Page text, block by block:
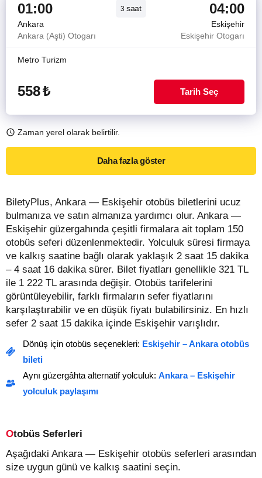
01:00 3 saat 04:00
Ankara
Eskişehir
Ankara (Aşti) Otogarı
Eskişehir Otogarı
Metro Turizm
558₺ Tarih Seç
Zaman yerel olarak belirtilir.
Daha fazla göster
BiletyPlus, Ankara — Eskişehir otobüs biletlerini ucuz
bulmanıza ve satın almanıza yardımcı olur. Ankara —
Eskişehir güzergahında çeşitli firmalara ait toplam 150
otobüs seferi düzenlenmektedir. Yolculuk süresi firmaya
ve kalkış saatine bağlı olarak yaklaşık 2 saat 15 dakika
– 4 saat 16 dakika sürer. Bilet fiyatları genellikle 321 TL
ile 1 222 TL arasında değişir. Otobüs tarifelerini
görüntüleyebilir, farklı firmaların sefer fiyatlarını
karşılaştırabilir ve en düşük fiyatı bulabilirsiniz. En hızlı
sefer 2 saat 15 dakika içinde Eskişehir varışlıdır.
Dönüş için otobüs seçenekleri: Eskişehir – Ankara otobüs
bileti
Aynı güzergâhta alternatif yolculuk: Ankara – Eskişehir
yolculuk paylaşımı
Otobüs Seferleri
Aşağıdaki Ankara — Eskişehir otobüs seferleri arasından
size uygun günü ve kalkış saatini seçin.